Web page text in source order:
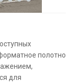
полотно
для